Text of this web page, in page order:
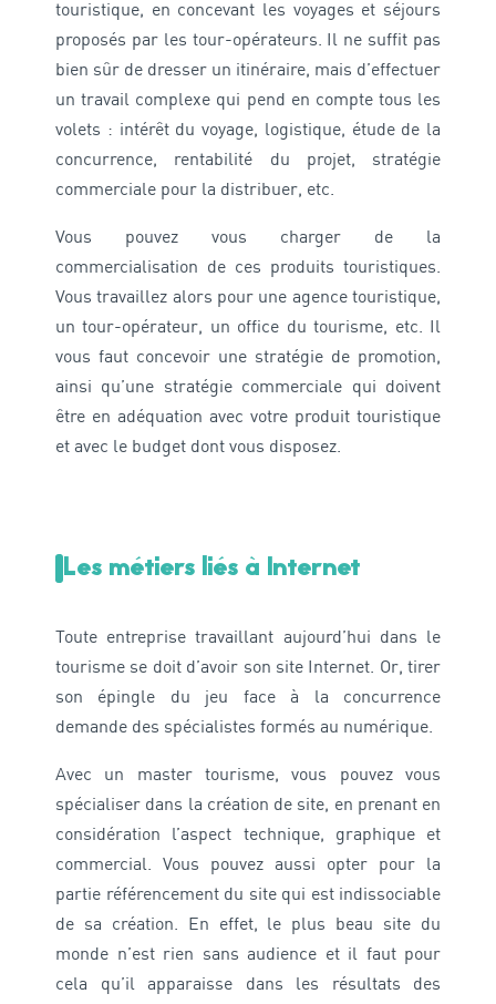
touristique, en concevant les voyages et séjours
proposés par les tour-opérateurs. Il ne suffit pas
bien sûr de dresser un itinéraire, mais d’effectuer
un travail complexe qui pend en compte tous les
volets : intérêt du voyage, logistique, étude de la
concurrence, rentabilité du projet, stratégie
commerciale pour la distribuer, etc.
Vous pouvez vous charger de la
commercialisation de ces produits touristiques.
Vous travaillez alors pour une agence touristique,
un tour-opérateur, un office du tourisme, etc. Il
vous faut concevoir une stratégie de promotion,
ainsi qu’une stratégie commerciale qui doivent
être en adéquation avec votre produit touristique
et avec le budget dont vous disposez.
Les métiers liés à Internet
Toute entreprise travaillant aujourd’hui dans le
tourisme se doit d’avoir son site Internet. Or, tirer
son épingle du jeu face à la concurrence
demande des spécialistes formés au numérique.
Avec un master tourisme, vous pouvez vous
spécialiser dans la création de site, en prenant en
considération l’aspect technique, graphique et
commercial. Vous pouvez aussi opter pour la
partie référencement du site qui est indissociable
de sa création. En effet, le plus beau site du
monde n’est rien sans audience et il faut pour
cela qu’il apparaisse dans les résultats des